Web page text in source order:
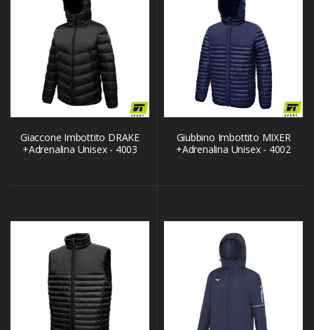
Giaccone Imbottito DRAKE
+Adrenalina Unisex - 4003
Giubbino Imbottito MIXER
+Adrenalina Unisex - 4002